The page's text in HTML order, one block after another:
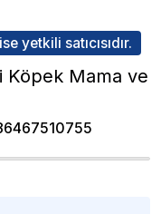
yetkili satıcısıdır.
Köpek Mama ve